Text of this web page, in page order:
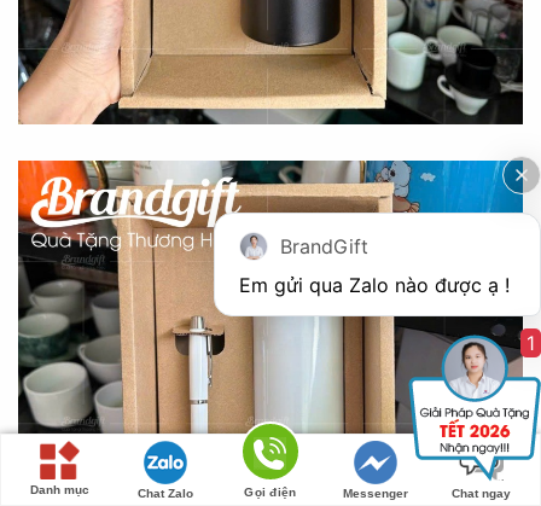
Danh mục Chat Zalo Gọi điện Messenger Chat ngay
BrandGift
1